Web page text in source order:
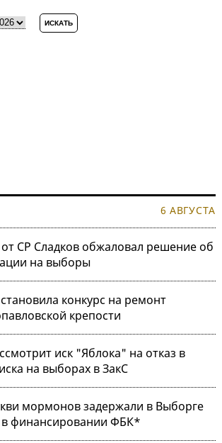
6 АВГУСТА
СР Сладков обжаловал решение об
на выборы
конкурс на ремонт
крепости
иск "Яблока" на отказ в
на выборах в ЗакС
мормонов задержали в Выборге
финансировании ФБК*